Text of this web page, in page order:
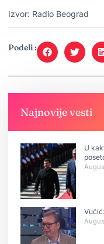
Izvor: Radio Beograd
Podeli :
Najnovije vesti
U